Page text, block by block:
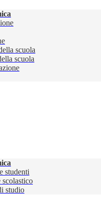
scuola
scuola
studenti
scolastico
studio